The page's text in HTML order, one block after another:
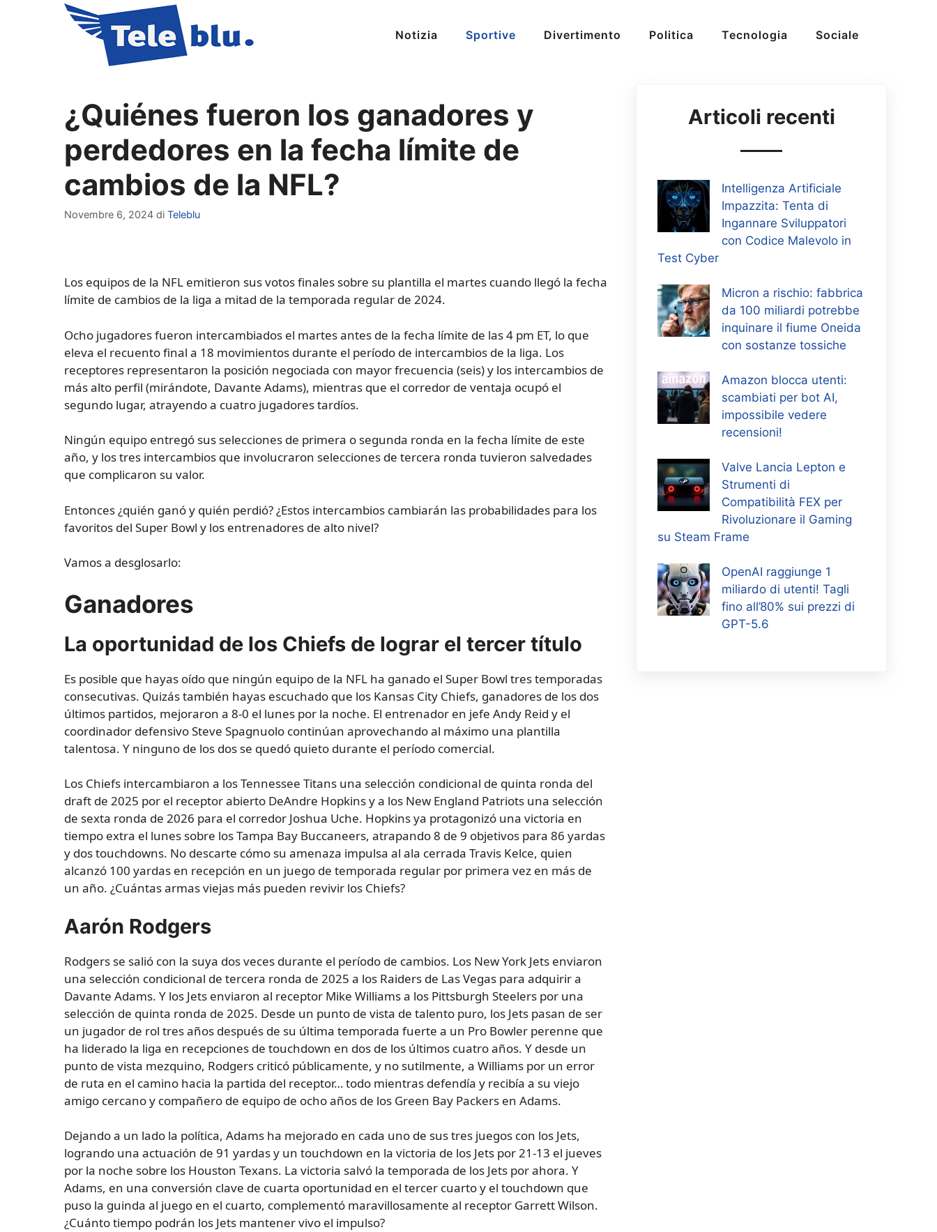
Notizia Sportive Divertimento Politica Tecnologia Sociale
¿Quiénes fueron los ganadores y
perdedores en la fecha límite de
cambios de la NFL?
Novembre 6, 2024 di Teleblu
Los equipos de la NFL emitieron sus votos finales sobre su plantilla el martes cuando llegó la fecha
límite de cambios de la liga a mitad de la temporada regular de 2024.
Ocho jugadores fueron intercambiados el martes antes de la fecha límite de las 4 pm ET, lo que
eleva el recuento final a 18 movimientos durante el período de intercambios de la liga. Los
receptores representaron la posición negociada con mayor frecuencia (seis) y los intercambios de
más alto perfil (mirándote, Davante Adams), mientras que el corredor de ventaja ocupó el
segundo lugar, atrayendo a cuatro jugadores tardíos.
Ningún equipo entregó sus selecciones de primera o segunda ronda en la fecha límite de este
año, y los tres intercambios que involucraron selecciones de tercera ronda tuvieron salvedades
que complicaron su valor.
Entonces ¿quién ganó y quién perdió? ¿Estos intercambios cambiarán las probabilidades para los
favoritos del Super Bowl y los entrenadores de alto nivel?
Vamos a desglosarlo:
Ganadores
La oportunidad de los Chiefs de lograr el tercer título
Es posible que hayas oído que ningún equipo de la NFL ha ganado el Super Bowl tres temporadas
consecutivas. Quizás también hayas escuchado que los Kansas City Chiefs, ganadores de los dos
últimos partidos, mejoraron a 8-0 el lunes por la noche. El entrenador en jefe Andy Reid y el
coordinador defensivo Steve Spagnuolo continúan aprovechando al máximo una plantilla
talentosa. Y ninguno de los dos se quedó quieto durante el período comercial.
Los Chiefs intercambiaron a los Tennessee Titans una selección condicional de quinta ronda del
draft de 2025 por el receptor abierto DeAndre Hopkins y a los New England Patriots una selección
de sexta ronda de 2026 para el corredor Joshua Uche. Hopkins ya protagonizó una victoria en
tiempo extra el lunes sobre los Tampa Bay Buccaneers, atrapando 8 de 9 objetivos para 86 yardas
y dos touchdowns. No descarte cómo su amenaza impulsa al ala cerrada Travis Kelce, quien
alcanzó 100 yardas en recepción en un juego de temporada regular por primera vez en más de
un año. ¿Cuántas armas viejas más pueden revivir los Chiefs?
Aarón Rodgers
Rodgers se salió con la suya dos veces durante el período de cambios. Los New York Jets enviaron
una selección condicional de tercera ronda de 2025 a los Raiders de Las Vegas para adquirir a
Davante Adams. Y los Jets enviaron al receptor Mike Williams a los Pittsburgh Steelers por una
selección de quinta ronda de 2025. Desde un punto de vista de talento puro, los Jets pasan de ser
un jugador de rol tres años después de su última temporada fuerte a un Pro Bowler perenne que
ha liderado la liga en recepciones de touchdown en dos de los últimos cuatro años. Y desde un
punto de vista mezquino, Rodgers criticó públicamente, y no sutilmente, a Williams por un error
de ruta en el camino hacia la partida del receptor… todo mientras defendía y recibía a su viejo
amigo cercano y compañero de equipo de ocho años de los Green Bay Packers en Adams.
Dejando a un lado la política, Adams ha mejorado en cada uno de sus tres juegos con los Jets,
logrando una actuación de 91 yardas y un touchdown en la victoria de los Jets por 21-13 el jueves
por la noche sobre los Houston Texans. La victoria salvó la temporada de los Jets por ahora. Y
Adams, en una conversión clave de cuarta oportunidad en el tercer cuarto y el touchdown que
puso la guinda al juego en el cuarto, complementó maravillosamente al receptor Garrett Wilson.
¿Cuánto tiempo podrán los Jets mantener vivo el impulso?
Articoli recenti
Intelligenza Artificiale
Impazzita: Tenta di
Ingannare Sviluppatori
con Codice Malevolo in
Test Cyber
Micron a rischio: fabbrica
da 100 miliardi potrebbe
inquinare il fiume Oneida
con sostanze tossiche
Amazon blocca utenti:
scambiati per bot AI,
impossibile vedere
recensioni!
Valve Lancia Lepton e
Strumenti di
Compatibilità FEX per
Rivoluzionare il Gaming
su Steam Frame
OpenAI raggiunge 1
miliardo di utenti! Tagli
fino all’80% sui prezzi di
GPT-5.6